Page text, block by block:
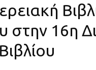
στην 16η